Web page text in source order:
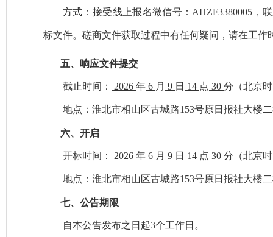
方式： 接受线上报名微信号： AHZF3380005 ，
标文件。 磋商文件获取过程中有任何疑问，请在工作
五、 响应文件提交
截止时间： 2026 年 6 月 9 日 14 点 30 分 （北京
地点：淮北市相山区古城路153号原日报社大楼
六、 开启
开标时间： 2026 年 6 月 9 日 14 点 30 分 （北京
地点： 淮北市相山区古城路153号原日报社大楼
七、 公告期限
自本公告发布之日起3个工作日。